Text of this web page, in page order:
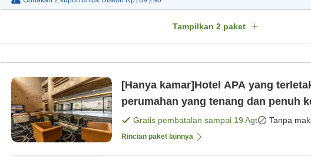
Tampilkan 2 paket
[Hanya kamar]Hotel APA yang
perumahan yang tenang dan penuh
saja]Gratis pembatalan sampai 19 Agt Tanpa
Rincian paket lainnya